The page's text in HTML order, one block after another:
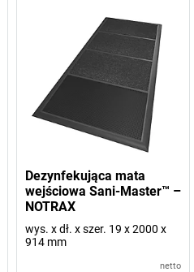
Dezynfekująca mata
wejściowa Sani-Master™ –
NOTRAX
wys. x dł. x szer. 19 x 2000 x
914 mm
netto